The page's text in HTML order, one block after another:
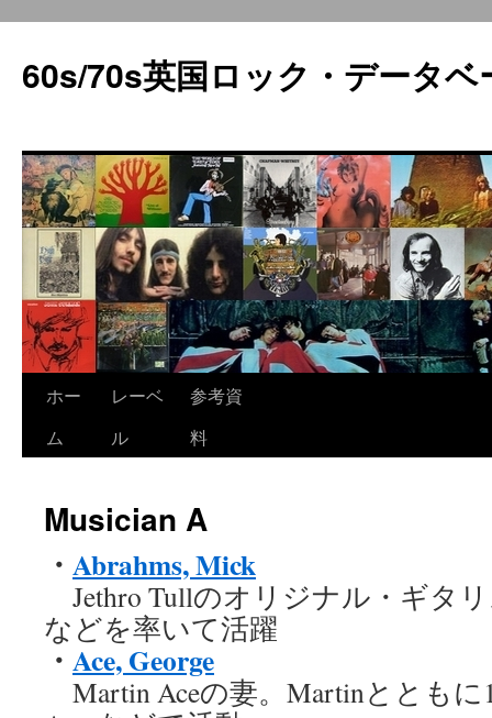
60s/70s英国ロック・データベ
ス
ホー
ム
レーベ
ル
参考資
料
Musician A
・ Abrahms, Mick
Jethro Tullのオリジナル・ギタ
などを率いて活躍
・ Ace, George
Martin Aceの妻。Martinとともに